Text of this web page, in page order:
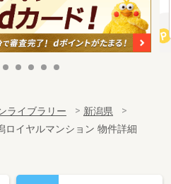
ライブラリー
新潟県
ロイヤルマンション 物件詳細